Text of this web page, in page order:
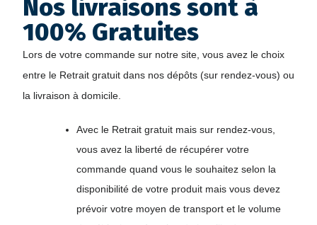
Nos livraisons sont à
100% Gratuites
Lors de votre commande sur notre site, vous avez le choix
entre le Retrait gratuit dans nos dépôts (sur rendez-vous) ou
la livraison à domicile.
Avec le Retrait gratuit mais sur rendez-vous,
vous avez la liberté de récupérer votre
commande quand vous le souhaitez selon la
disponibilité de votre produit mais vous devez
prévoir votre moyen de transport et le volume